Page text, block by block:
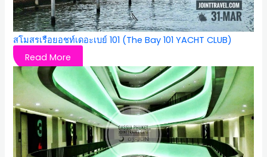
สโมสรเรือยอชท์เดอะเบย์ 101 (The Bay 101 YACHT CLUB)
Read More